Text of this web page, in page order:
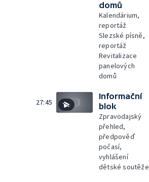
domů
Kalendárium,
reportáž
Slezské písně,
reportáž
Revitalizace
panelových
domů
27:45
Informační
blok
Zpravodajský
přehled,
předpověď
počasí,
vyhlášení
dětské soutěže